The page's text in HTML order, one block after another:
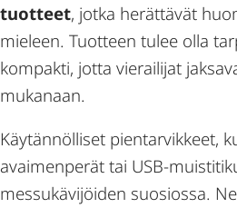
tuotteet, jotka herättävät
mieleen. Tuotteen tulee olla
kompakti, jotta vierailijat
mukanaan.
Käytännölliset pientarvikkeet,
avaimenperät tai USB-
messukävijöiden suosiossa.